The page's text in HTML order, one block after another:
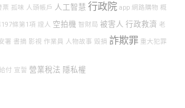
票 孤味 人頭帳戶 人工智慧 行政院 app 網路購物 概
197條第1項 證人 空拍機 智財局 被害人 行政救濟 老
署 書摘 影視 作業員 人物故事 毀損 詐欺罪 重大犯罪
付 宣誓 營業稅法 隱私權